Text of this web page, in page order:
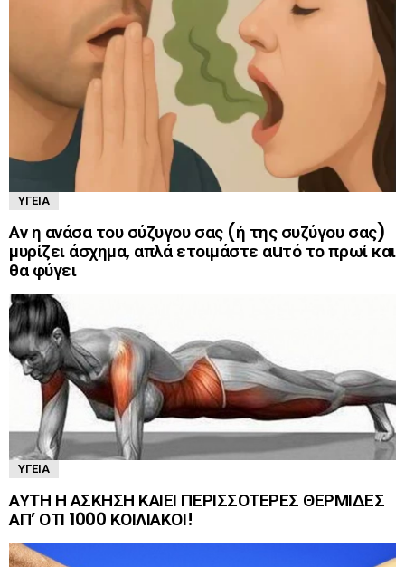
ΥΓΕΊΑ
Αν η ανάσα του σύζυγου σας (ή της συζύγου σας)
μυρίζει άσχημα, απλά ετοιμάστε αuτό το πρωί και
θα φύγει
ΥΓΕΊΑ
ΑΥΤΗ Η ΑΣΚΗΣΗ ΚΑΙΕΙ ΠΕΡΙΣΣΟΤΕΡΕΣ ΘΕΡΜΙΔΕΣ
ΑΠ’ ΟΤΙ 1000 ΚΟΙΛΙΑΚΟΙ!